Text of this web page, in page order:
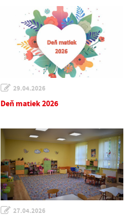
29.04.2026
Deň matiek 2026
27.04.2026